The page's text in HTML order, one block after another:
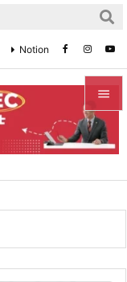


メニュ


次へ
Notion